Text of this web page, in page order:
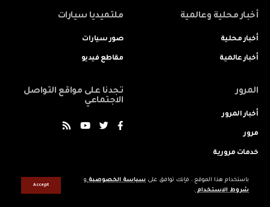
باستخدام هذا الموقع ، فإنك توافق على سياسة الخصوصية و
شروط الاستخدام .
Accept
أخبار محلية وعالمية
أخبار محلية
أخبار عالمية
ملتميديا سيارات
صور سيارات
مقاطع فيديو
المرور
أخبار المرور
مرور
خدمات مرورية
تجدنا على مواقع التواصل
الاجتماعي